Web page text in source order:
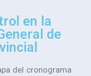
en la
de
del cronograma